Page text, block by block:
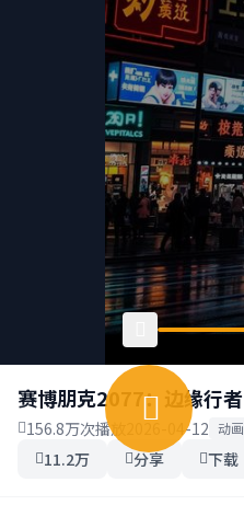
赛博朋克2077：边缘行者
156.8万次播放 2026-04-12 动画
11.2万 分享 下载